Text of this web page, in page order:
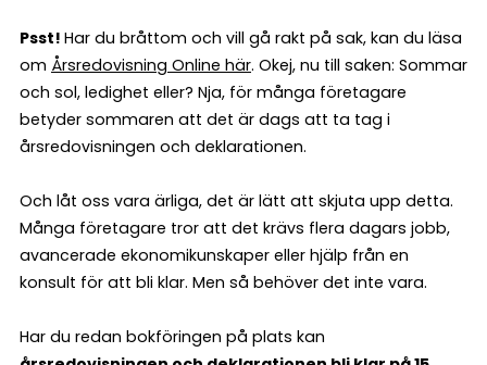
Psst! Har du bråttom och vill gå rakt på sak, kan du läsa
om Årsredovisning Online här. Okej, nu till saken: Sommar
och sol, ledighet eller? Nja, för många företagare
betyder sommaren att det är dags att ta tag i
årsredovisningen och deklarationen.
Och låt oss vara ärliga, det är lätt att skjuta upp detta.
Många företagare tror att det krävs flera dagars jobb,
avancerade ekonomikunskaper eller hjälp från en
konsult för att bli klar. Men så behöver det inte vara.
Har du redan bokföringen på plats kan